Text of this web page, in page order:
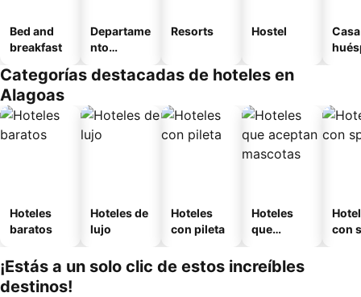
Bed and
breakfast
Departame
nto
Resorts Hostel
Categorías destacadas de hoteles en
Alagoas
Hoteles
baratos
Hoteles de
lujo
Hoteles
con pileta
Hoteles
que
mascotas
con
¡Estás a un solo clic de estos increíbles
destinos!